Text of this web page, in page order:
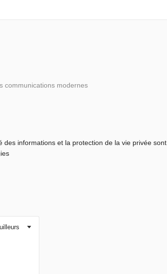
communications modernes
des informations et la protection de la vie privée sont
▼